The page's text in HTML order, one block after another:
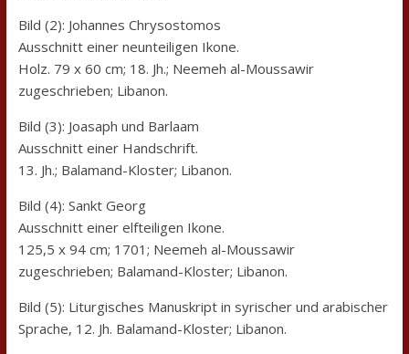
Bild (2): Johannes Chrysostomos
Ausschnitt einer neunteiligen Ikone.
Holz. 79 x 60 cm; 18. Jh.; Neemeh al-Moussawir
zugeschrieben; Libanon.
Bild (3): Joasaph und Barlaam
Ausschnitt einer Handschrift.
13. Jh.; Balamand-Kloster; Libanon.
Bild (4): Sankt Georg
Ausschnitt einer elfteiligen Ikone.
125,5 x 94 cm; 1701; Neemeh al-Moussawir
zugeschrieben; Balamand-Kloster; Libanon.
Bild (5): Liturgisches Manuskript in syrischer und arabischer
Sprache, 12. Jh. Balamand-Kloster; Libanon.